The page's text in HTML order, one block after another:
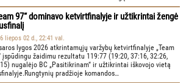
97“ dominavo ketvirtfinalyje ir užtikrintai žengė
liepos 02 d., 22:41 val.
lygos 2026 atkrintamųjų varžybų ketvirtfinalyje „Team
įspūdingu žaidimu rezultatu 119:77 (19:20, 37:16, 32:26,
nugalėjo BC „Pasitikrinam“ ir užtikrintai iškovojo vietą
pradžioje komandos…